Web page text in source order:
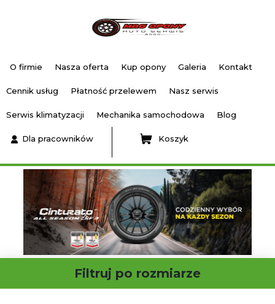
O firmie Nasza oferta Kup opony Galeria Kontakt
Cennik usług Płatność przelewem Nasz serwis
Serwis klimatyzacji Mechanika samochodowa Blog
Dla pracowników Koszyk
Filtruj po rozmiarze